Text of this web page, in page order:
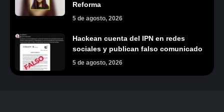
Reforma
5 de agosto, 2026
Hackean cuenta del IPN en redes
sociales y publican falso comunicado
5 de agosto, 2026